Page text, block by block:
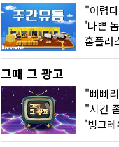
그때 그 광고